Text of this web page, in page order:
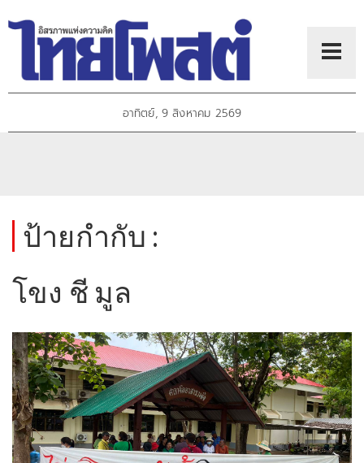
อาทิตย์, 9 สิงหาคม 2569
ป้ายกำกับ :
โขง ชี มูล